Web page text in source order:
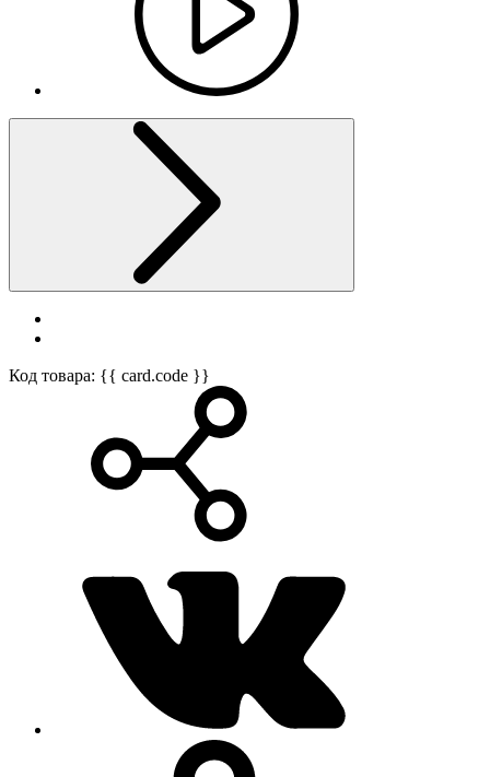
Код товара: {{ card.code }}